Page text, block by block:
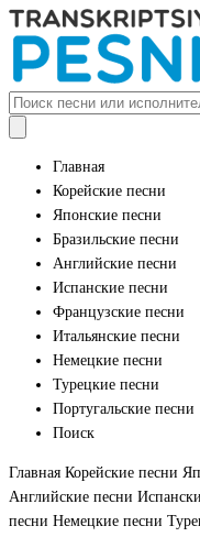
Главная
Корейские песни
Японские песни
Бразильские песни
Английские песни
Испанские песни
Французские песни
Итальянские песни
Немецкие песни
Турецкие песни
Португальские песни
Поиск
Главная Корейские песни
Английские песни
песни Немецкие песни